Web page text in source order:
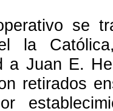
se
la
a Juan E.
retirados